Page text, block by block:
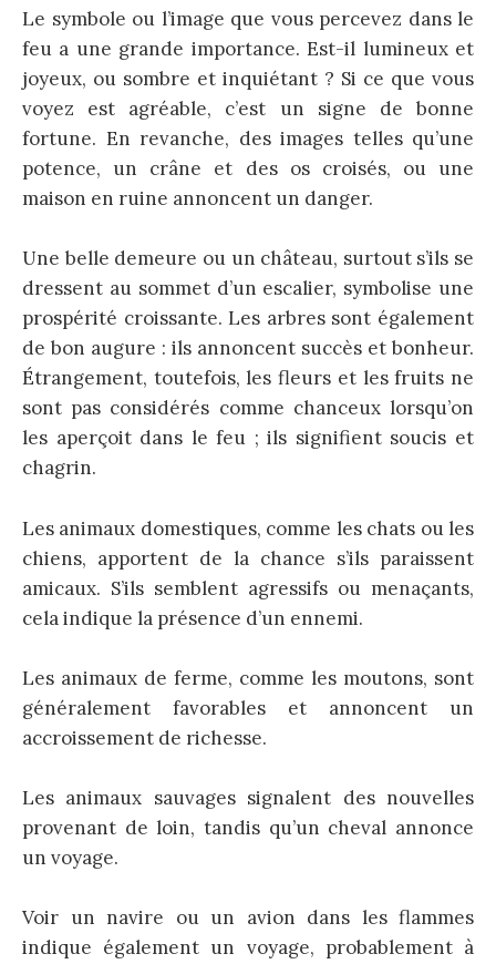
Le symbole ou l’image que vous percevez dans le
feu a une grande importance. Est-il lumineux et
joyeux, ou sombre et inquiétant ? Si ce que vous
voyez est agréable, c’est un signe de bonne
fortune. En revanche, des images telles qu’une
potence, un crâne et des os croisés, ou une
maison en ruine annoncent un danger.
Une belle demeure ou un château, surtout s’ils se
dressent au sommet d’un escalier, symbolise une
prospérité croissante. Les arbres sont également
de bon augure : ils annoncent succès et bonheur.
Étrangement, toutefois, les fleurs et les fruits ne
sont pas considérés comme chanceux lorsqu’on
les aperçoit dans le feu ; ils signifient soucis et
chagrin.
Les animaux domestiques, comme les chats ou les
chiens, apportent de la chance s’ils paraissent
amicaux. S’ils semblent agressifs ou menaçants,
cela indique la présence d’un ennemi.
Les animaux de ferme, comme les moutons, sont
généralement favorables et annoncent un
accroissement de richesse.
Les animaux sauvages signalent des nouvelles
provenant de loin, tandis qu’un cheval annonce
un voyage.
Voir un navire ou un avion dans les flammes
indique également un voyage, probablement à